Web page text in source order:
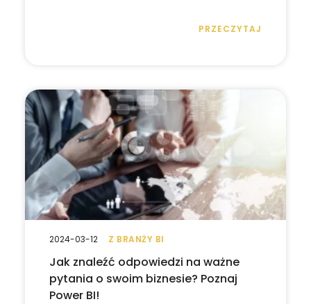
PRZECZYTAJ
Z BRANŻY BI
Jak znaleźć odpowiedzi na ważne
pytania o swoim biznesie? Poznaj
Power BI!
2024-03-12